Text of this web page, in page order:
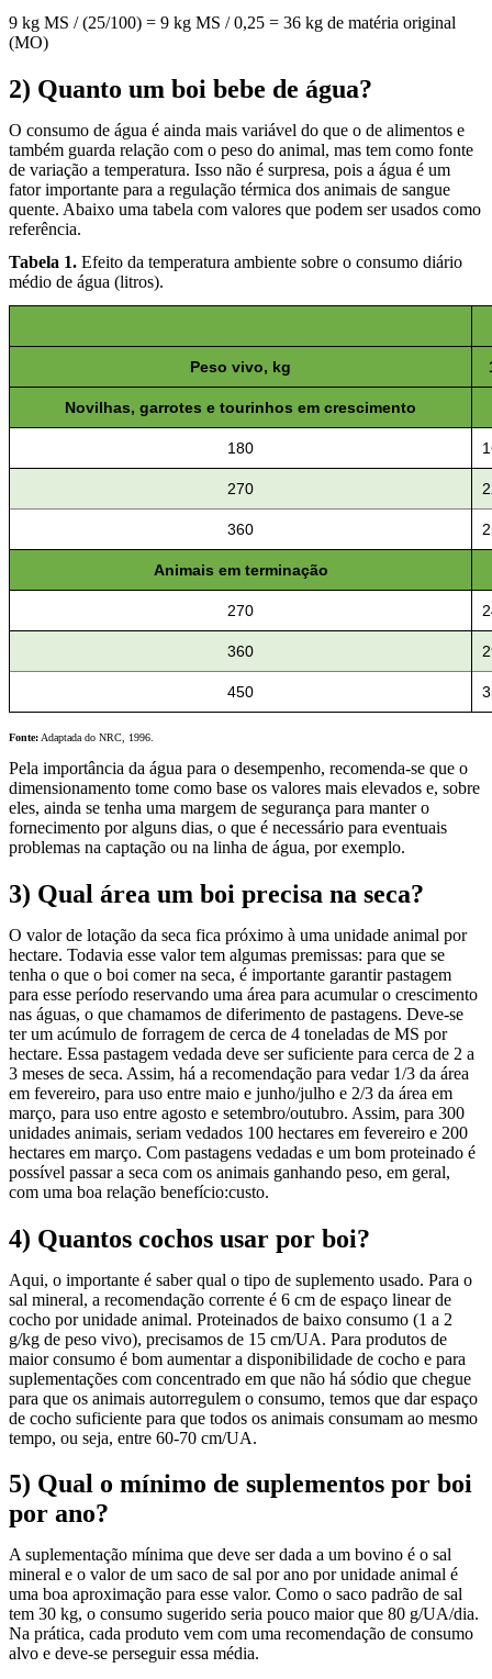
9 kg MS / (25/100) = 9 kg MS / 0,25 = 36 kg de matéria original
(MO)
2) Quanto um boi bebe de água?
O consumo de água é ainda mais variável do que o de alimentos e
também guarda relação com o peso do animal, mas tem como fonte
de variação a temperatura. Isso não é surpresa, pois a água é um
fator importante para a regulação térmica dos animais de sangue
quente. Abaixo uma tabela com valores que podem ser usados como
referência.
Tabela 1. Efeito da temperatura ambiente sobre o consumo diário
médio de água (litros).
Peso vivo, kg
Novilhas, garrotes e tourinhos em crescimento
180
270
360
Animais em terminação
270
360
450
Fonte: Adaptada do NRC, 1996.
Pela importância da água para o desempenho, recomenda-se que o
dimensionamento tome como base os valores mais elevados e, sobre
eles, ainda se tenha uma margem de segurança para manter o
fornecimento por alguns dias, o que é necessário para eventuais
problemas na captação ou na linha de água, por exemplo.
3) Qual área um boi precisa na seca?
O valor de lotação da seca fica próximo à uma unidade animal por
hectare. Todavia esse valor tem algumas premissas: para que se
tenha o que o boi comer na seca, é importante garantir pastagem
para esse período reservando uma área para acumular o crescimento
nas águas, o que chamamos de diferimento de pastagens. Deve-se
ter um acúmulo de forragem de cerca de 4 toneladas de MS por
hectare. Essa pastagem vedada deve ser suficiente para cerca de 2 a
3 meses de seca. Assim, há a recomendação para vedar 1/3 da área
em fevereiro, para uso entre maio e junho/julho e 2/3 da área em
março, para uso entre agosto e setembro/outubro. Assim, para 300
unidades animais, seriam vedados 100 hectares em fevereiro e 200
hectares em março. Com pastagens vedadas e um bom proteinado é
possível passar a seca com os animais ganhando peso, em geral,
com uma boa relação benefício:custo.
4) Quantos cochos usar por boi?
Aqui, o importante é saber qual o tipo de suplemento usado. Para o
sal mineral, a recomendação corrente é 6 cm de espaço linear de
cocho por unidade animal. Proteinados de baixo consumo (1 a 2
g/kg de peso vivo), precisamos de 15 cm/UA. Para produtos de
maior consumo é bom aumentar a disponibilidade de cocho e para
suplementações com concentrado em que não há sódio que chegue
para que os animais autorregulem o consumo, temos que dar espaço
de cocho suficiente para que todos os animais consumam ao mesmo
tempo, ou seja, entre 60-70 cm/UA.
5) Qual o mínimo de suplementos por boi
por ano?
A suplementação mínima que deve ser dada a um bovino é o sal
mineral e o valor de um saco de sal por ano por unidade animal é
uma boa aproximação para esse valor. Como o saco padrão de sal
tem 30 kg, o consumo sugerido seria pouco maior que 80 g/UA/dia.
Na prática, cada produto vem com uma recomendação de consumo
alvo e deve-se perseguir essa média.